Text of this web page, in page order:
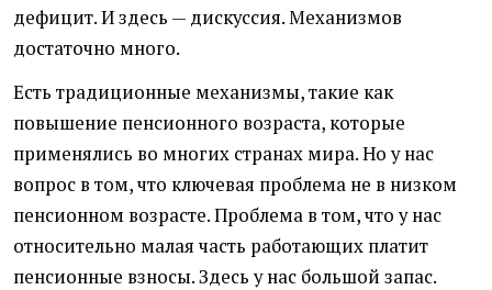
дефицит. И здесь — дискуссия. Механизмов
достаточно много.
Есть традиционные механизмы, такие как
повышение пенсионного возраста, которые
применялись во многих странах мира. Но у нас
вопрос в том, что ключевая проблема не в низком
пенсионном возрасте. Проблема в том, что у нас
относительно малая часть работающих платит
пенсионные взносы. Здесь у нас большой запас.